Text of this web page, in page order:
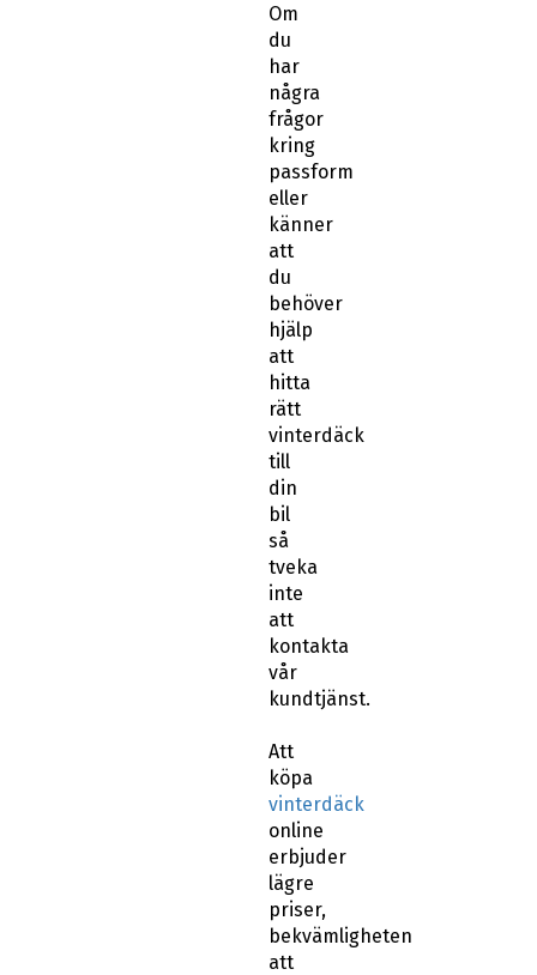
Om
du
har
några
frågor
kring
passform
eller
känner
att
du
behöver
hjälp
att
hitta
rätt
vinterdäck
till
din
bil
så
tveka
inte
att
kontakta
vår
kundtjänst.
Att
köpa
vinterdäck
online
erbjuder
lägre
priser,
bekvämligheten
att